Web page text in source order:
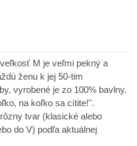
M je veľmi pekný a
ženu k jej 50-tim
vyrobené je zo 100% bavlny.
na koľko sa cítite!".
tvar (klasické alebo
do V) podľa aktuálnej